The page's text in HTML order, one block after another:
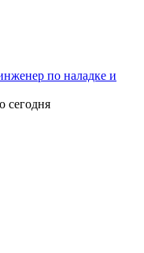
по наладке и
сегодня